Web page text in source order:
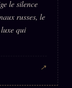
le silence
russes, le
qui
↗